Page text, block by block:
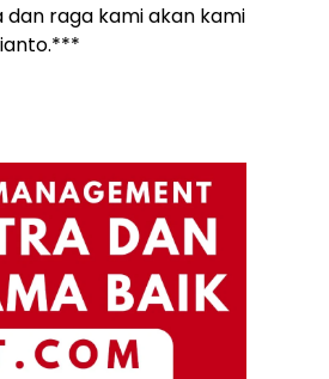
dan raga kami akan kami